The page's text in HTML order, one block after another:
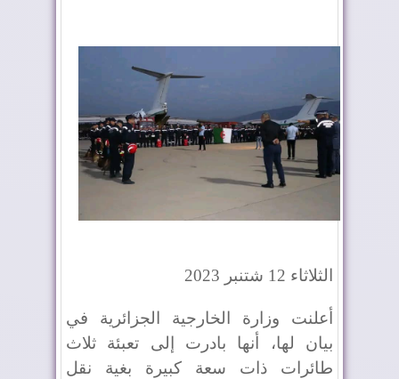
الثلاثاء 12 شتنبر 2023
أعلنت وزارة الخارجية الجزائرية في
بيان لها، أنها بادرت إلى تعبئة ثلاث
طائرات ذات سعة كبيرة بغية نقل